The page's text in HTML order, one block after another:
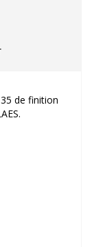
de finition